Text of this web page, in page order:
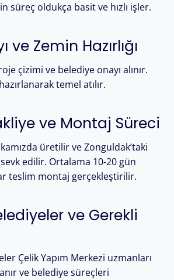
süreç oldukça basit ve hızlı işler.
ve Zemin Hazırlığı
çizimi ve belediye onayı alınır.
temel atılır.
ve Montaj Süreci
üretilir ve Zonguldak’taki
edilir. Ortalama 10-20 gün
teslim montaj gerçekleştirilir.
ve Gerekli
Çelik Yapım Merkezi uzmanları
ve belediye süreçleri